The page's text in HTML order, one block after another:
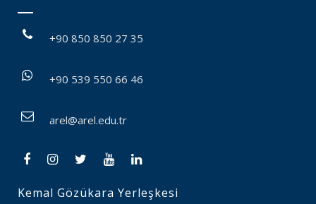
+90 850 850 27 35
+90 539 550 66 46
arel@arel.edu.tr
Kemal Gözükara Yerleşkesi